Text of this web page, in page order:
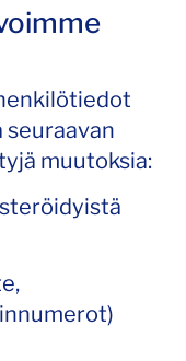
seuraavan
muutoksia: